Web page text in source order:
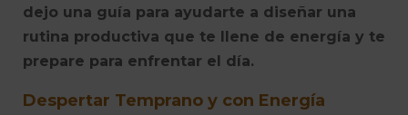
dejo una guía para ayudarte a diseñar una
rutina productiva que te llene de energía y te
prepare para enfrentar el día.
Despertar Temprano y con Energía